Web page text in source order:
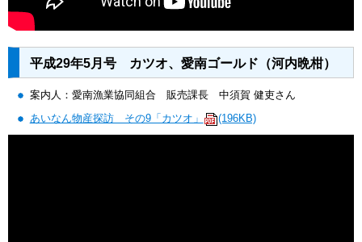
平成29年5月号 カツオ、愛南ゴールド（河内晩柑）
案内人：愛南漁業協同組合 販売課長 中須賀 健吏さん
あいなん物産探訪 その9「カツオ」
(196KB)